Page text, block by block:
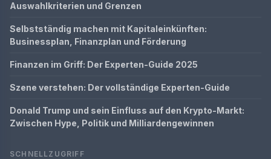
Auswahlkriterien und Grenzen
Selbstständig machen mit Kapitaleinkünften:
Businessplan, Finanzplan und Förderung
Finanzen im Griff: Der Experten-Guide 2025
Szene verstehen: Der vollständige Experten-Guide
Donald Trump und sein Einfluss auf den Krypto-Markt:
Zwischen Hype, Politik und Milliardengewinnen
SCHNELLZUGRIFF